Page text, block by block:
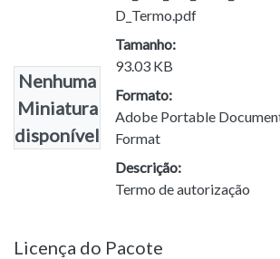
Nenhuma
Miniatura
disponível
D_Termo.pdf
Tamanho:
93.03 KB
Formato:
Adobe Portable
Format
Descrição:
Termo de autorização
Licença do Pacote